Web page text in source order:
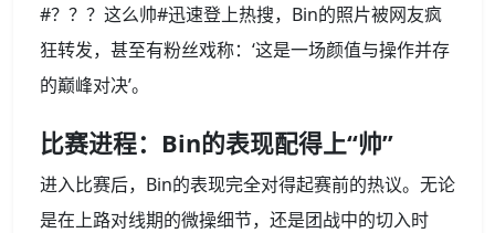
#？？？这么帅#迅速登上热搜，Bin的照片被网友疯
狂转发，甚至有粉丝戏称：‘这是一场颜值与操作并存
的巅峰对决’。
比赛进程：Bin的表现配得上“帅”
进入比赛后，Bin的表现完全对得起赛前的热议。无论
是在上路对线期的微操细节，还是团战中的切入时